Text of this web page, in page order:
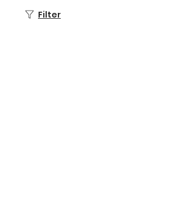
Filter